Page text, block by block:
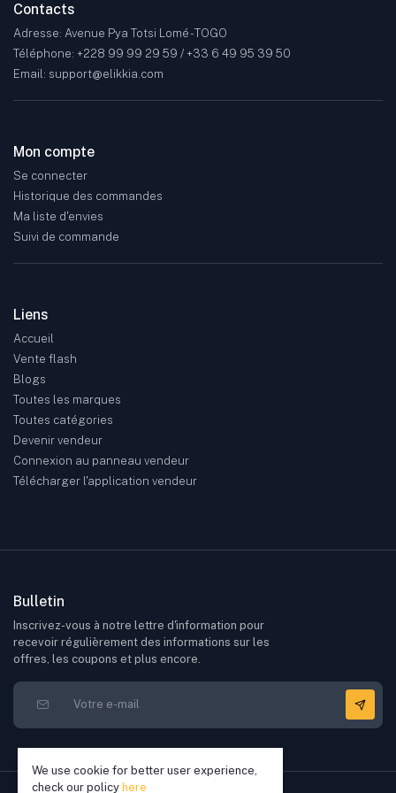
Contacts
Adresse: Avenue Pya Totsi Lomé - TOGO
Téléphone: +228 99 99 29 59 / +33 6 49 95 39 50
Email: support@elikkia.com
Mon compte
Se connecter
Historique des commandes
Ma liste d'envies
Suivi de commande
Liens
Accueil
Vente flash
Blogs
Toutes les marques
Toutes catégories
Devenir vendeur
Connexion au panneau vendeur
Télécharger l'application vendeur
Bulletin
Inscrivez-vous à notre lettre d'information pour
recevoir régulièrement des informations sur les
offres, les coupons et plus encore.
We use cookie for better user experience,
check our policy here